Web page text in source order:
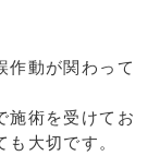
作動が関わって
施術を受けてお
大切です。